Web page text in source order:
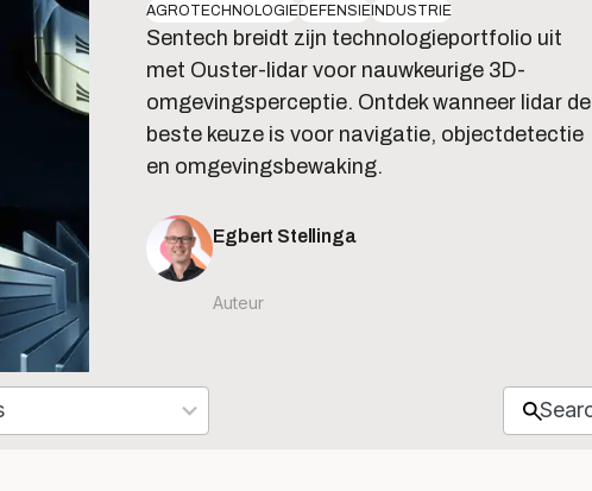
AGROTECHNOLOGIEDEFENSIEINDUSTRIE
Sentech breidt zijn technologieportfolio uit
met Ouster-lidar voor nauwkeurige 3D-
omgevingsperceptie. Ontdek wanneer lidar de
beste keuze is voor navigatie, objectdetectie
en omgevingsbewaking.
Egbert Stellinga
Auteur